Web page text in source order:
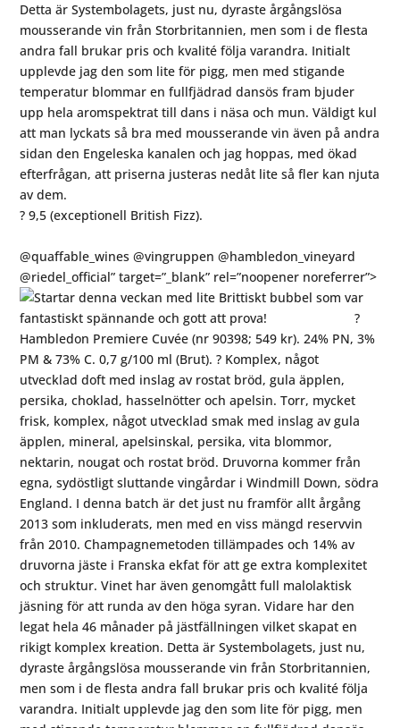
Detta är Systembolagets, just nu, dyraste årgångslösa
mousserande vin från Storbritannien, men som i de flesta
andra fall brukar pris och kvalité följa varandra. Initialt
upplevde jag den som lite för pigg, men med stigande
temperatur blommar en fullfjädrad dansös fram bjuder
upp hela aromspektrat till dans i näsa och mun. Väldigt kul
att man lyckats så bra med mousserande vin även på andra
sidan den Engeleska kanalen och jag hoppas, med ökad
efterfrågan, att priserna justeras nedåt lite så fler kan njuta
av dem.
? 9,5 (exceptionell British Fizz).
@quaffable_wines @vingruppen @hambledon_vineyard
@riedel_official” target=”_blank” rel=”noopener noreferrer”>